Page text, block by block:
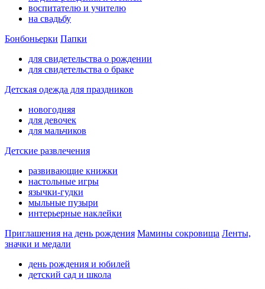
воспитателю и учителю
на свадьбу
Бонбоньерки Папки
для свидетельства о рождении
для свидетельства о браке
Детская одежда для праздников
новогодняя
для девочек
для мальчиков
Детские развлечения
развивающие книжки
настольные игры
язычки-гудки
мыльные пузыри
интерьерные наклейки
Приглашения на день рождения Мамины сокровища Ленты,
значки и медали
день рождения и юбилей
детский сад и школа